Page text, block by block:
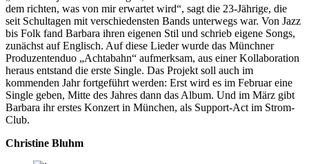
dem richten, was von mir erwartet wird“, sagt die 23-Jährige, die
seit Schultagen mit verschiedensten Bands unterwegs war. Von Jazz
bis Folk fand Barbara ihren eigenen Stil und schrieb eigene Songs,
zunächst auf Englisch. Auf diese Lieder wurde das Münchner
Produzentenduo „Achtabahn“ aufmerksam, aus einer Kollaboration
heraus entstand die erste Single. Das Projekt soll auch im
kommenden Jahr fortgeführt werden: Erst wird es im Februar eine
Single geben, Mitte des Jahres dann das Album. Und im März gibt
Barbara ihr erstes Konzert in München, als Support-Act im Strom-
Club.
Christine Bluhm